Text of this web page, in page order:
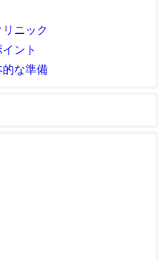
ニック
ント
な準備